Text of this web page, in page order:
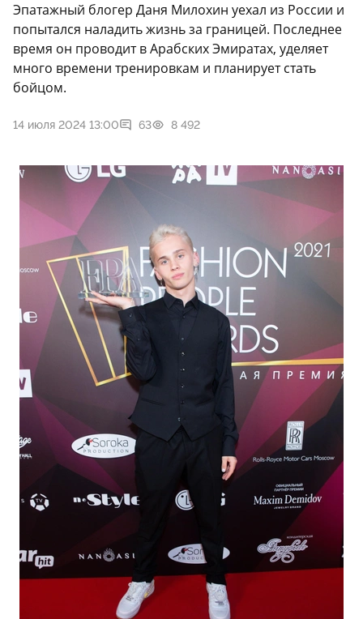
Эпатажный блогер Даня Милохин уехал из России и
попытался наладить жизнь за границей. Последнее
время он проводит в Арабских Эмиратах, уделяет
много времени тренировкам и планирует стать
бойцом.
14 июля 2024 13:00 63 8 492